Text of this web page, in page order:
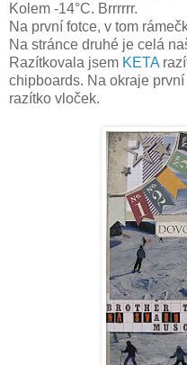
Kolem -14°C. Brrrrrr.
Na první fotce, v tom
Na stránce druhé je celá
Razítkovala jsem KETA
chipboards. Na okraje
razítko vloček.